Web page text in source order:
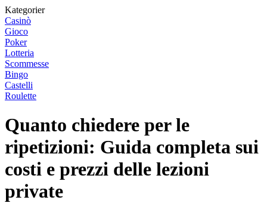
Kategorier
Casinò
Gioco
Poker
Lotteria
Scommesse
Bingo
Castelli
Roulette
Quanto chiedere per le
ripetizioni: Guida completa sui
costi e prezzi delle lezioni
private